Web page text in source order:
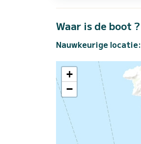
Waar is de boot ?
Nauwkeurige locatie:
+
−